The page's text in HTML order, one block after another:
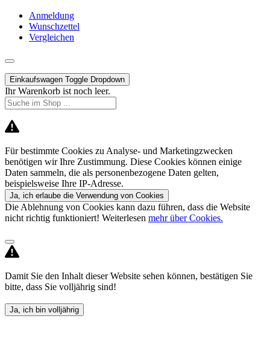
Anmeldung
Wunschzettel
Vergleichen
Einkaufswagen Toggle Dropdown
Ihr Warenkorb ist noch leer.
Für bestimmte Cookies zu Analyse- und Marketingzwecken
benötigen wir Ihre Zustimmung. Diese Cookies können einige
Daten sammeln, die als personenbezogene Daten gelten,
beispielsweise Ihre IP-Adresse.
Ja, ich erlaube die Verwendung von Cookies
Die Ablehnung von Cookies kann dazu führen, dass die Website
nicht richtig funktioniert! Weiterlesen mehr über Cookies.
Damit Sie den Inhalt dieser Website sehen können, bestätigen Sie
bitte, dass Sie volljährig sind!
Ja, ich bin volljährig